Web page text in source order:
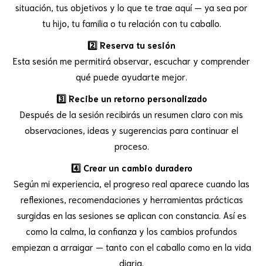
situación, tus objetivos y lo que te trae aquí — ya sea por
tu hijo, tu familia o tu relación con tu caballo.
2️⃣ Reserva tu sesión
Esta sesión me permitirá observar, escuchar y comprender
qué puede ayudarte mejor.
3️⃣ Recibe un retorno personalizado
Después de la sesión recibirás un resumen claro con mis
observaciones, ideas y sugerencias para continuar el
proceso.
4️⃣ Crear un cambio duradero
Según mi experiencia, el progreso real aparece cuando las
reflexiones, recomendaciones y herramientas prácticas
surgidas en las sesiones se aplican con constancia. Así es
como la calma, la confianza y los cambios profundos
empiezan a arraigar — tanto con el caballo como en la vida
diaria.